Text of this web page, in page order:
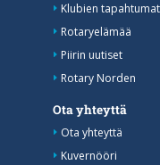
Klubien
Rotaryelämää
Piirin uutiset
Rotary Norden
Ota yhteyttä
Ota yhteyttä
Kuvernööri